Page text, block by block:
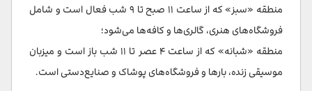
منطقه «سبز» که از ساعت ۱۱ صبح تا ۹ شب فعال است و شامل
فروشگاه‌های هنری، گالری‌ها و کافه‌ها می‌شود؛
منطقه «شبانه» که از ساعت ۴ عصر تا ۱۱ شب باز است و میزبان
موسیقی زنده، بارها و فروشگاه‌های پوشاک و صنایع‌دستی است.